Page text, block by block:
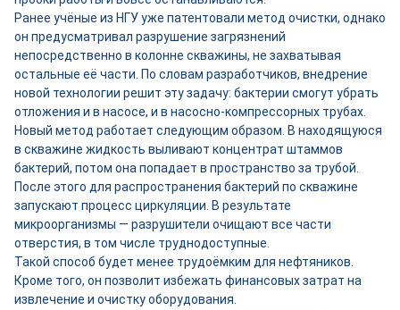
Ранее учёные из НГУ уже патентовали метод очистки, однако
он предусматривал разрушение загрязнений
непосредственно в колонне скважины, не захватывая
остальные её части. По словам разработчиков, внедрение
новой технологии решит эту задачу: бактерии смогут убрать
отложения и в насосе, и в насосно-компрессорных трубах.
Новый метод работает следующим образом. В находящуюся
в скважине жидкость выливают концентрат штаммов
бактерий, потом она попадает в пространство за трубой.
После этого для распространения бактерий по скважине
запускают процесс циркуляции. В результате
микроорганизмы — разрушители очищают все части
отверстия, в том числе труднодоступные.
Такой способ будет менее трудоёмким для нефтяников.
Кроме того, он позволит избежать финансовых затрат на
извлечение и очистку оборудования.